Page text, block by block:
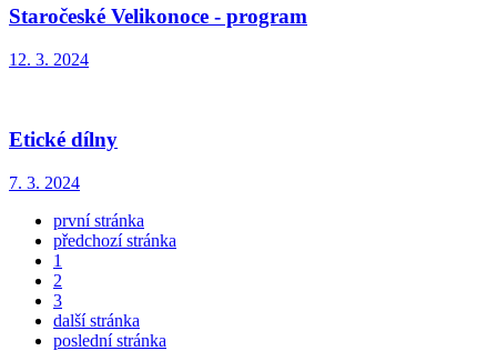
Staročeské Velikonoce - program
12. 3. 2024
Etické dílny
7. 3. 2024
první stránka
předchozí stránka
1
2
3
další stránka
poslední stránka